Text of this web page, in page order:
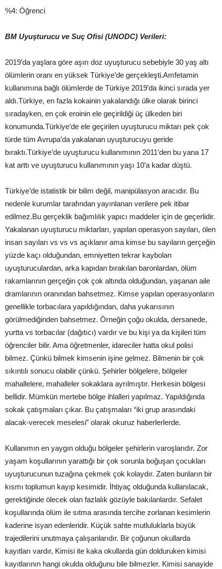
%4: Öğrenci
BM Uyuşturucu ve Suç Ofisi (UNODC) Verileri:
2019’da yaşlara göre aşırı doz uyuşturucu sebebiyle 30 yaş altı
ölümlerin oranı en yüksek Türkiye’de gerçekleşti.Amfetamin
kullanımına bağlı ölümlerde de Türkiye 2019’da ikinci sırada yer
aldı.Türkiye, en fazla kokainin yakalandığı ülke olarak birinci
sıradayken, en çok eroinin ele geçirildiği üç ülkeden biri
konumunda.Türkiye’de ele geçirilen uyuşturucu miktarı pek çok
türde tüm Avrupa’da yakalanan uyuşturucuyu geride
bıraktı.Türkiye’de uyuşturucu kullanımının 2011’den bu yana 17
kat arttı ve uyuşturucu kullanımının yaşı 10’a kadar düştü.
Türkiye’de istatistik bir bilim değil, manipülasyon aracıdır. Bu
nedenle kurumlar tarafından yayınlanan verilere pek itibar
edilmez.Bu gerçeklik bağımlılık yapıcı maddeler için de geçerlidir.
Yakalanan uyuşturucu miktarları, yapılan operasyon sayıları, ölen
insan sayıları vs vs vs açıklanır ama kimse bu sayıların gerçeğin
yüzde kaçı olduğundan, emniyetten tekrar kaybolan
uyuşturuculardan, arka kapıdan bırakılan baronlardan, ölüm
rakamlarının gerçeğin çok çok altında olduğundan, yaşanan aile
dramlarının oranından bahsetmez. Kimse yapılan operasyonların
genellikle torbacılara yapıldığından, daha yukarısının
görülmediğinden bahsetmez. Örneğin çoğu okulda, dersanede,
yurtta vs torbacılar (dağıtıcı) vardır ve bu kişi ya da kişileri tüm
öğrenciler bilir. Ama öğretmenler, idareciler hatta okul polisi
bilmez. Çünkü bilmek kimsenin işine gelmez. Bilmenin bir çok
sıkıntılı sonucu olabilir çünkü. Şehirler bölgelere, bölgeler
mahallelere, mahalleler sokaklara ayrılmıştır. Herkesin bölgesi
bellidir. Mümkün mertebe bölge ihlalleri yapılmaz. Yapıldığında
sokak çatışmaları çıkar. Bu çatışmaları “iki grup arasındaki
alacak-verecek meselesi” olarak okuruz haberlerlerde.
Kullanımın en yaygın olduğu bölgeler şehirlerin varoşlarıdır. Zor
yaşam koşullarının yarattığı bir çok sorunla boğuşan çocukları
uyuşturucunun tuzağına çekmek çok kolaydır. Zaten bunların bir
kısmı toplumun kayıp kesimidir. İhtiyaç olduğunda kullanılacak,
gerektiğinde ölecek olan fazlalık gözüyle bakılanlardır. Sefalet
koşullarında ölüm ile sıtma arasında tercihe zorlanan kesimlerin
kaderine isyan edenleridir. Küçük sahte mutluluklarla büyük
trajedilerini unutmaya çalışanlarıdır. Bir çoğunun okullarda
kayıtları vardır, Kimisi ite kaka okullarda gün dolduruken kimisi
kayıtlarının hangi okulda olduğunu bile bilmezler. Kimisi sanayide